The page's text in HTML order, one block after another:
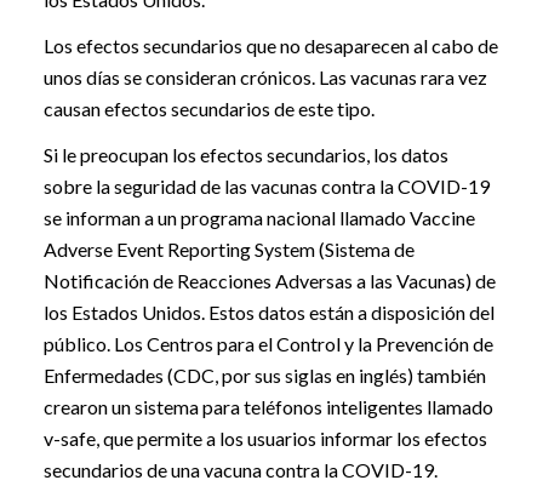
Los efectos secundarios que no desaparecen al cabo de
unos días se consideran crónicos. Las vacunas rara vez
causan efectos secundarios de este tipo.
Si le preocupan los efectos secundarios, los datos
sobre la seguridad de las vacunas contra la COVID-19
se informan a un programa nacional llamado Vaccine
Adverse Event Reporting System (Sistema de
Notificación de Reacciones Adversas a las Vacunas) de
los Estados Unidos. Estos datos están a disposición del
público. Los Centros para el Control y la Prevención de
Enfermedades (CDC, por sus siglas en inglés) también
crearon un sistema para teléfonos inteligentes llamado
v-safe, que permite a los usuarios informar los efectos
secundarios de una vacuna contra la COVID-19.